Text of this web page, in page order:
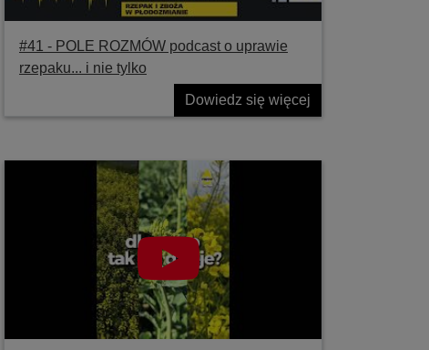
#41 ‐ POLE ROZMÓW podcast o uprawie
rzepaku... i nie tylko
Dowiedz się więcej